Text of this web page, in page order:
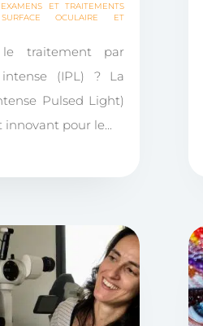
EXAMENS ET TRAITEMENTS
SURFACE OCULAIRE ET
le traitement par
(IPL) ? La
Pulsed Light)
pour le...